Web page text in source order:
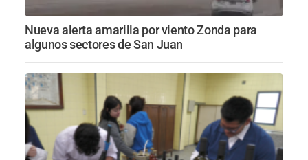
Nueva alerta amarilla por viento Zonda para
algunos sectores de San Juan